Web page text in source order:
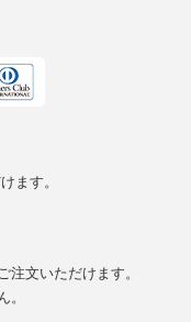
ます。
注文いただけます。
。